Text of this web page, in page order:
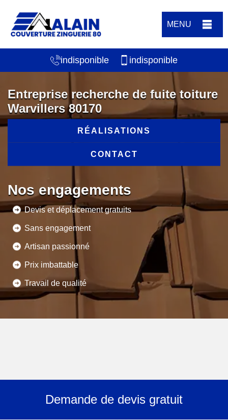
MENU
indisponible indisponible
Entreprise recherche de fuite toiture
Warvillers 80170
RÉALISATIONS
CONTACT
Nos engagements
Devis et déplacement gratuits
Sans engagement
Artisan passionné
Prix imbattable
Travail de qualité
Demande de devis gratuit